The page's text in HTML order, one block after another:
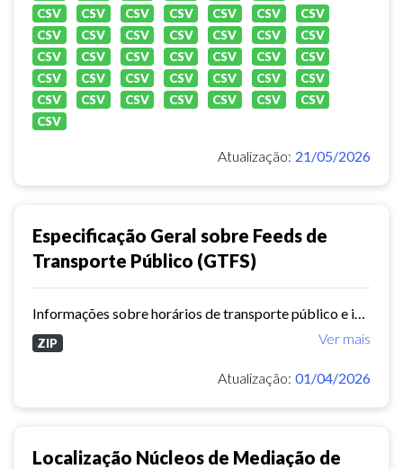
CSV
CSV CSV CSV CSV CSV
CSV
CSV
CSV CSV CSV CSV CSV
CSV
CSV
CSV CSV CSV CSV CSV
CSV
CSV
CSV CSV CSV CSV CSV
CSV
CSV
CSV CSV CSV CSV CSV
CSV
CSV
Atualização: 21/05/2026
Especificação Geral sobre Feeds de
Transporte Público (GTFS)
Ver mais
ZIP
Atualização: 01/04/2026
Localização Núcleos de Mediação de